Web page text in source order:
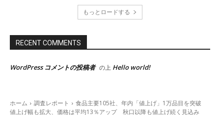
もっとロードする
RECENT COMMENTS
WordPress コメントの投稿者 の上 Hello world!